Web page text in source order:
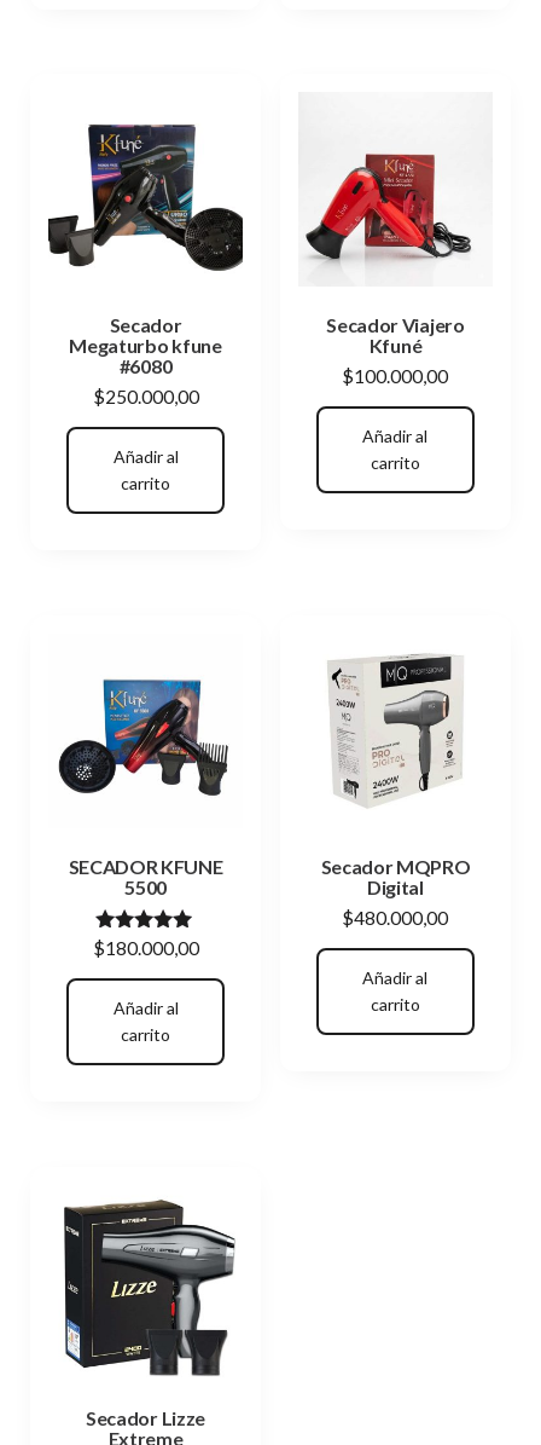
Secador
Megaturbo kfune
#6080
$250.000,00
Añadir al
carrito
Secador Viajero
Kfuné
$100.000,00
Añadir al
carrito
SECADOR KFUNE
5500
Valorado
5.00
de 5
$180.000,00
Añadir al
carrito
Secador MQPRO
Digital
$480.000,00
Añadir al
carrito
Secador Lizze
Extreme